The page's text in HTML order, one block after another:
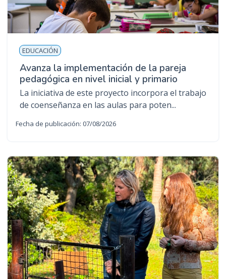
EDUCACIÓN
Avanza la implementación de la pareja
pedagógica en nivel inicial y primario
La iniciativa de este proyecto incorpora el trabajo
de coenseñanza en las aulas para poten...
Fecha de publicación: 07/08/2026